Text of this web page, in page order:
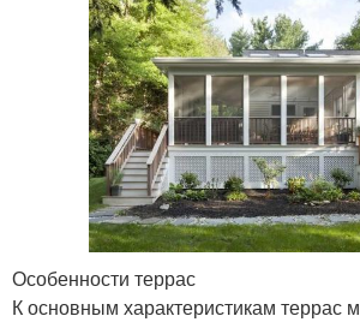
Особенности террас
К основным характеристикам террас